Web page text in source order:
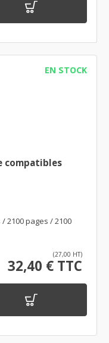
EN STOCK
compatibles
2100 pages / 2100
(27,00 HT)
32,40 € TTC